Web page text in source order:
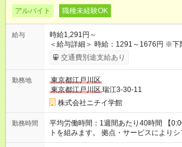
アルバイト 職種未経験OK
給与
時給1,291円～
＜給与詳細＞ 時給：1291～1676円 ※下
です。 【試用期間】試用期間あり 試用期間の長さ：3ヶ月 雇用
形態、給与は本採用時と同じです。
交通費別途支給あり
勤務地
東京都江戸川区
東京都江戸川区瑞江3-30-11
株式会社ニチイ学館
勤務時間
平均労働時間：1週間あたり40時間 【
トを組みます。 拠点・サービスにより
ります。 ＜シフト例＞ 早番：7:30～16:30 日勤：9:00～18:00